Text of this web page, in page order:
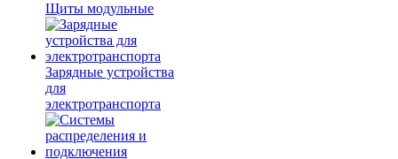
Щиты модульные
Зарядные устройства
для
электротранспорта